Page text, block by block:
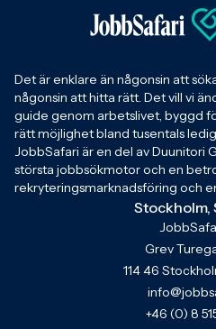
Det är enklare än någonsin att
någonsin att hitta rätt. Det vill vi
guide genom arbetslivet, byggd
rätt möjlighet bland tusentals
JobbSafari är en del av Duunitori
största jobbsökmotor och en
rekryteringsmarknadsföring och
Stockholm,
Grev
114 46
+46 (0) 8